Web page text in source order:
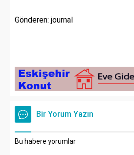
Gönderen: journal
Bir Yorum Yazın
Bu habere yorumlar